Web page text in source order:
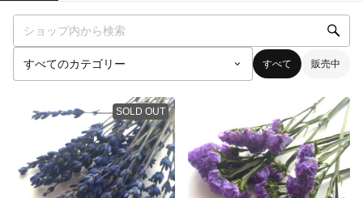
すべて 販売中
SOLD OUT